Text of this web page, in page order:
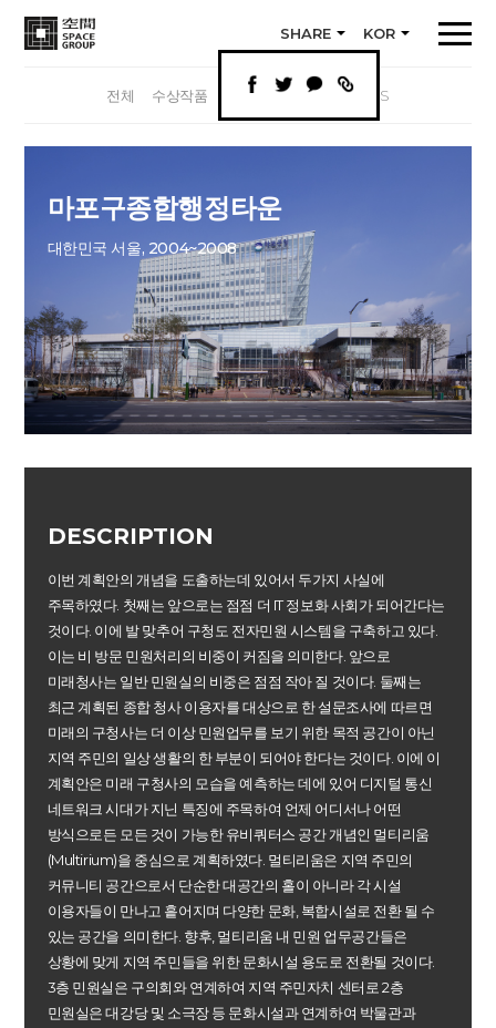
SHARE KOR
전체 수상작품 연도별 시설별 CM·CS
마포구종합행정타운
대한민국 서울, 2004~2008
DESCRIPTION
이번 계획안의 개념을 도출하는데 있어서 두가지 사실에
주목하였다. 첫째는 앞으로는 점점 더 IT 정보화 사회가 되어간다는
것이다. 이에 발 맞추어 구청도 전자민원 시스템을 구축하고 있다.
이는 비 방문 민원처리의 비중이 커짐을 의미한다. 앞으로
미래청사는 일반 민원실의 비중은 점점 작아 질 것이다. 둘째는
최근 계획된 종합 청사 이용자를 대상으로 한 설문조사에 따르면
미래의 구청사는 더 이상 민원업무를 보기 위한 목적 공간이 아닌
지역 주민의 일상 생활의 한 부분이 되어야 한다는 것이다. 이에 이
계획안은 미래 구청사의 모습을 예측하는 데에 있어 디지털 통신
네트워크 시대가 지닌 특징에 주목하여 언제 어디서나 어떤
방식으로든 모든 것이 가능한 유비쿼터스 공간 개념인 멀티리움
(Multirium)을 중심으로 계획하였다. 멀티리움은 지역 주민의
커뮤니티 공간으로서 단순한 대공간의 홀이 아니라 각 시설
이용자들이 만나고 흩어지며 다양한 문화, 복합시설로 전환 될 수
있는 공간을 의미한다. 향후, 멀티리움 내 민원 업무공간들은
상황에 맞게 지역 주민들을 위한 문화시설 용도로 전환될 것이다.
3층 민원실은 구의회와 연계하여 지역 주민자치 센터로 2층
민원실은 대강당 및 소극장 등 문화시설과 연계하여 박물관과